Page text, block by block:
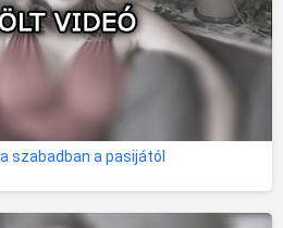
szabadban a pasijától